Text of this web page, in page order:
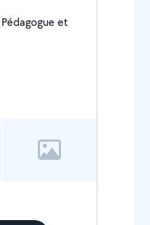
et